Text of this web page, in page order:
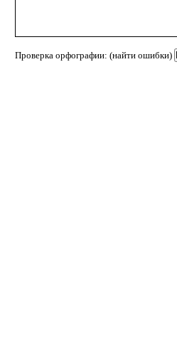
Проверка орфографии: (найти ошибки)